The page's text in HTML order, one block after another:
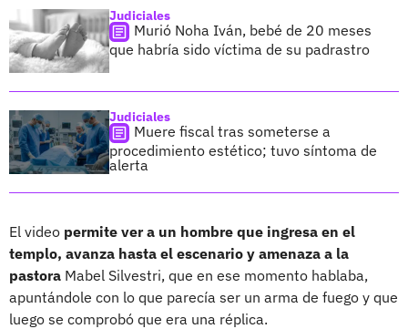
Judiciales
Murió Noha Iván, bebé de 20 meses
que habría sido víctima de su padrastro
Judiciales
Muere fiscal tras someterse a
procedimiento estético; tuvo síntoma de
alerta
El video permite ver a un hombre que ingresa en el
templo, avanza hasta el escenario y amenaza a la
pastora Mabel Silvestri, que en ese momento hablaba,
apuntándole con lo que parecía ser un arma de fuego y que
luego se comprobó que era una réplica.